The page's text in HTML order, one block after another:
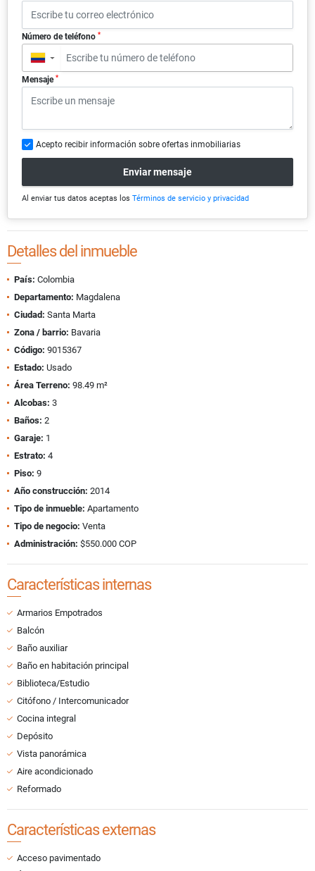
Número de teléfono *
▼
Mensaje *
Acepto recibir información sobre ofertas inmobiliarias
Enviar mensaje
Al enviar tus datos aceptas los Términos de servicio y privacidad
Detalles del inmueble
País: Colombia
Departamento: Magdalena
Ciudad: Santa Marta
Zona / barrio: Bavaria
Código: 9015367
Estado: Usado
Área Terreno: 98.49 m²
Alcobas: 3
Baños: 2
Garaje: 1
Estrato: 4
Piso: 9
Año construcción: 2014
Tipo de inmueble: Apartamento
Tipo de negocio: Venta
Administración: $550.000 COP
Características internas
Armarios Empotrados
Balcón
Baño auxiliar
Baño en habitación principal
Biblioteca/Estudio
Citófono / Intercomunicador
Cocina integral
Depósito
Vista panorámica
Aire acondicionado
Reformado
Características externas
Acceso pavimentado